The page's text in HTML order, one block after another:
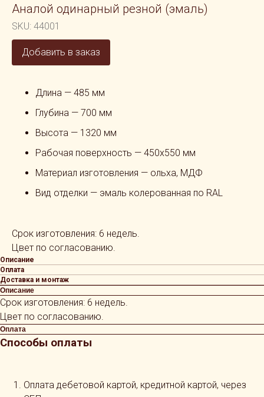
Аналой одинарный резной (эмаль)
SKU: 44001
Добавить в заказ
Длина — 485 мм
Глубина — 700 мм
Высота — 1320 мм
Рабочая поверхность — 450х550 мм
Материал изготовления — ольха, МДФ
Вид отделки — эмаль колерованная по RAL
Срок изготовления: 6 недель.
Цвет по согласованию.
Описание
Оплата
Доставка и монтаж
Описание
Срок изготовления: 6 недель.
Цвет по согласованию.
Оплата
Способы оплаты
Оплата дебетовой картой, кредитной картой, через